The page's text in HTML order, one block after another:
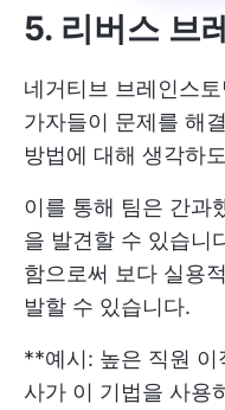
5. 리버스 브
네거티브 브레인스
가자들이 문제를 해
방법에 대해 생각하
이를 통해 팀은 간과
을 발견할 수 있습니
함으로써 보다 실용
발할 수 있습니다.
**예시: 높은 직원 이
사가 이 기법을 사용